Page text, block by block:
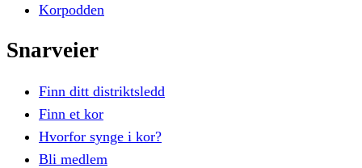
Korpodden
Snarveier
Finn ditt distriktsledd
Finn et kor
Hvorfor synge i kor?
Bli medlem